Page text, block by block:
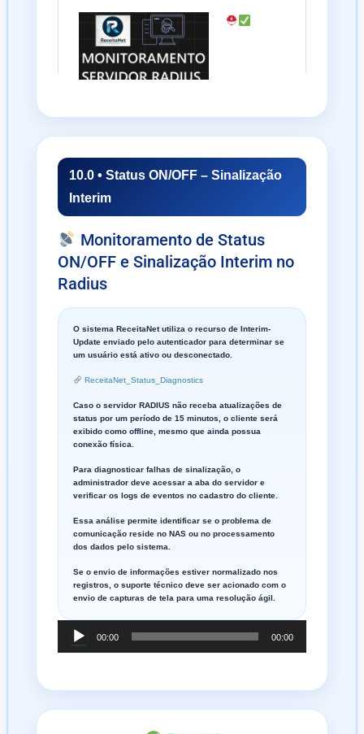
10.0 • Status ON/OFF – Sinalização
Interim
Monitoramento de Status
ON/OFF e Sinalização Interim no
Radius
O sistema ReceitaNet utiliza o recurso de Interim-
Update enviado pelo autenticador para determinar se
um usuário está ativo ou desconectado.
ReceitaNet_Status_Diagnostics
Caso o servidor RADIUS não receba atualizações de
status por um período de 15 minutos, o cliente será
exibido como offline, mesmo que ainda possua
conexão física.
Para diagnosticar falhas de sinalização, o
administrador deve acessar a aba do servidor e
verificar os logs de eventos no cadastro do cliente.
Essa análise permite identificar se o problema de
comunicação reside no NAS ou no processamento
dos dados pelo sistema.
Se o envio de informações estiver normalizado nos
registros, o suporte técnico deve ser acionado com o
envio de capturas de tela para uma resolução ágil.
Tocador
de
00:00 00:00